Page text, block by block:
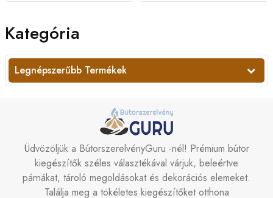
Kategória
Legnépszerűbb Termékek
Üdvözöljük a BútorszerelvényGuru -nél! Prémium bútor
kiegészítők széles választékával várjuk, beleértve
párnákat, tároló megoldásokat és dekorációs elemeket.
Találja meg a tökéletes kiegészítőket otthona